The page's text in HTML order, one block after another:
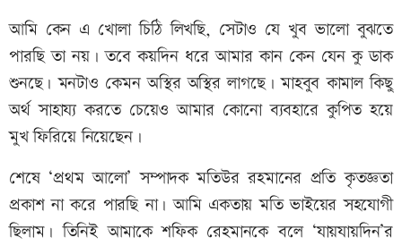
আমি কেন এ খোলা চিঠি লিখছি, সেটাও যে খুব ভালো বুঝতে
পারছি তা নয়। তবে কয়দিন ধরে আমার কান কেন যেন কু ডাক
শুনছে। মনটাও কেমন অস্থির অস্থির লাগছে। মাহবুব কামাল কিছু
অর্থ সাহায্য করতে চেয়েও আমার কোনো ব্যবহারে কুপিত হয়ে
মুখ ফিরিয়ে নিয়েছেন।
শেষে ‘প্রথম আলো’ সম্পাদক মতিউর রহমানের প্রতি কৃতজ্ঞতা
প্রকাশ না করে পারছি না। আমি একতায় মতি ভাইয়ের সহযোগী
ছিলাম। তিনিই আমাকে শফিক রেহমানকে বলে ‘যায়যায়দিন’র